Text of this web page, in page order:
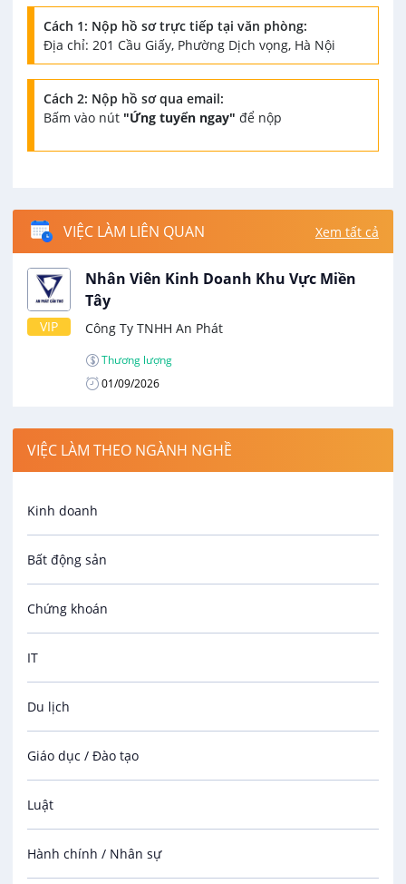
Cách 1: Nộp hồ sơ trực tiếp tại văn phòng:
Địa chỉ: 201 Cầu Giấy, Phường Dịch vọng, Hà Nội
Cách 2: Nộp hồ sơ qua email:
Bấm vào nút "Ứng tuyển ngay" để nộp
VIỆC LÀM LIÊN QUAN Xem tất cả
VIP
Nhân Viên Kinh Doanh Khu Vực Miền
Tây
Công Ty TNHH An Phát
Thương lượng
01/09/2026
VIỆC LÀM THEO NGÀNH NGHỀ
Kinh doanh
Bất động sản
Chứng khoán
IT
Du lịch
Giáo dục / Đào tạo
Luật
Hành chính / Nhân sự